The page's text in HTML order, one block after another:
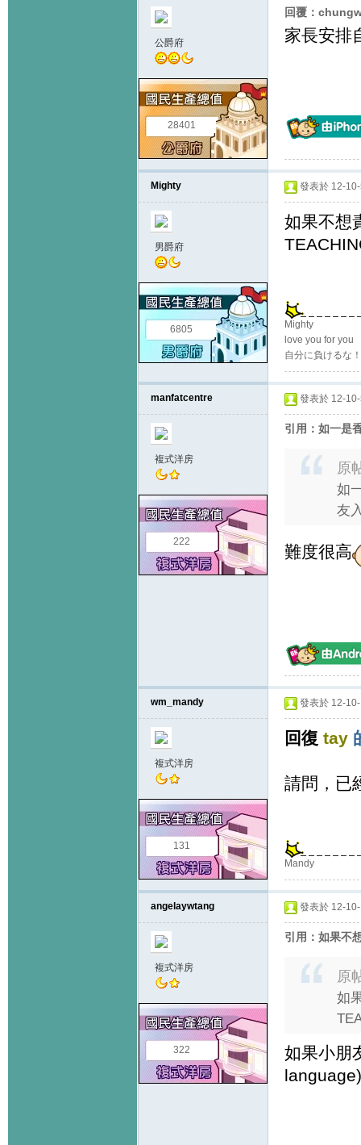
公爵府
28401
回覆：
家長安排
Mighty
男爵府
6805
發表於 12-
如果不想
Mighty
love you for you
自分に負けるな
manfatcentre
複式洋房
222
發表於 12-
引用：如一是
原
如
友
難度很高
wm_mandy
複式洋房
131
發表於 12-
回復 tay
請問，已
Mandy
angelaywtang
複式洋房
322
發表於 12-
引用：如果不
原
如
如果小朋